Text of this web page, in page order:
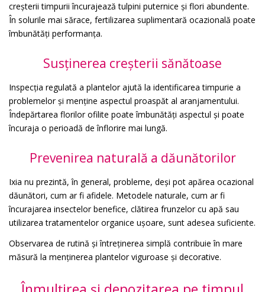
creșterii timpurii încurajează tulpini puternice și flori abundente.
În solurile mai sărace, fertilizarea suplimentară ocazională poate
îmbunătăți performanța.
Susținerea creșterii sănătoase
Inspecția regulată a plantelor ajută la identificarea timpurie a
problemelor și menține aspectul proaspăt al aranjamentului.
Îndepărtarea florilor ofilite poate îmbunătăți aspectul și poate
încuraja o perioadă de înflorire mai lungă.
Prevenirea naturală a dăunătorilor
Ixia nu prezintă, în general, probleme, deși pot apărea ocazional
dăunători, cum ar fi afidele. Metodele naturale, cum ar fi
încurajarea insectelor benefice, clătirea frunzelor cu apă sau
utilizarea tratamentelor organice ușoare, sunt adesea suficiente.
Observarea de rutină și întreținerea simplă contribuie în mare
măsură la menținerea plantelor viguroase și decorative.